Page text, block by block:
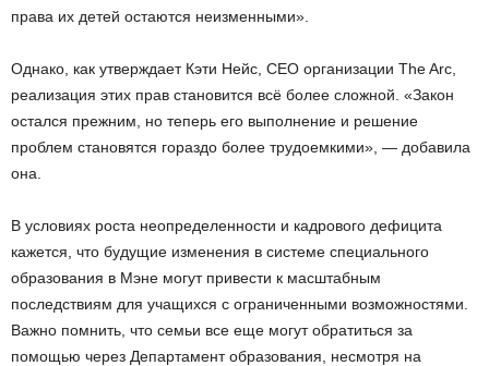
права их детей остаются неизменными».
Однако, как утверждает Кэти Нейс, CEO организации The Arc,
реализация этих прав становится всё более сложной. «Закон
остался прежним, но теперь его выполнение и решение
проблем становятся гораздо более трудоемкими», — добавила
она.
В условиях роста неопределенности и кадрового дефицита
кажется, что будущие изменения в системе специального
образования в Мэне могут привести к масштабным
последствиям для учащихся с ограниченными возможностями.
Важно помнить, что семьи все еще могут обратиться за
помощью через Департамент образования, несмотря на